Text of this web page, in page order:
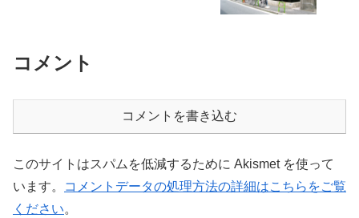
コメント
コメントを書き込む
このサイトはスパムを低減するために Akismet を使って
います。
コメントデータの処理方法の詳細はこちらをご覧
ください。